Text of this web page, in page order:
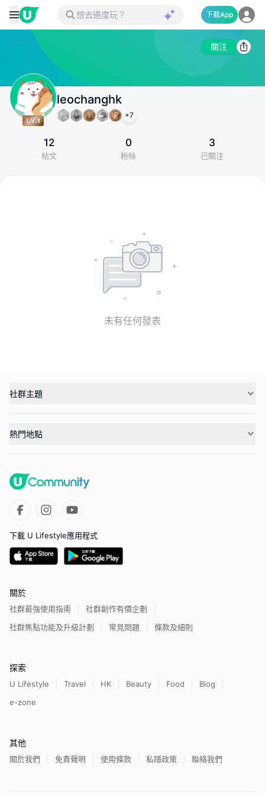
下載App
關注
leochanghk
+7
12
帖文
0
粉絲
3
已關注
未有任何發表
社群主題
熱門地點
下載 U Lifestyle應用程式
關於
社群最強使用指南
社群創作有價企劃
社群焦點功能及升級計劃
常見問題 條款及細則
探索
U Lifestyle Travel HK Beauty Food
Blog
e-zone
其他
關於我們 免責聲明 使用條款 私隱政策 聯絡我們